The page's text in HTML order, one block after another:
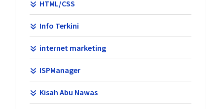
HTML/CSS
Info Terkini
internet marketing
ISPManager
Kisah Abu Nawas